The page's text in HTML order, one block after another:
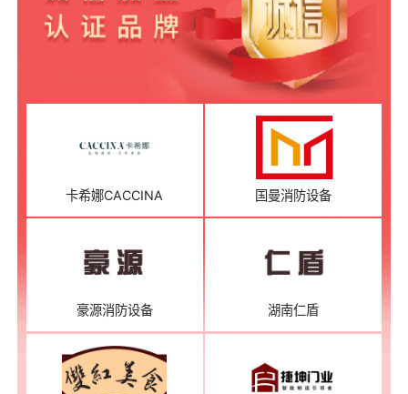
卡希娜CACCINA 国曼消防设备
豪源消防设备 湖南仁盾